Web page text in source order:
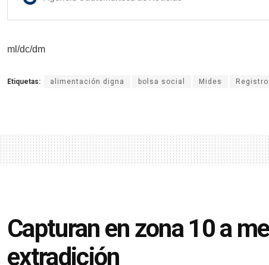
ml/dc/dm
Etiquetas: alimentación digna bolsa social Mides
Capturan en zona 10 a
extradición